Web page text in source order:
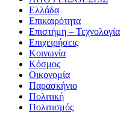
Ελλάδα
Επικαιρότητα
Επιστήμη – Τεχνολογία
Επιχειρήσεις
Κοινωνία
Κόσμος
Οικονομία
Παρασκήνιο
Πολιτική
Πολιτισμός